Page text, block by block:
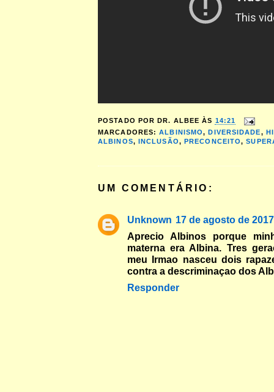
POSTADO POR DR. ALBEE ÀS 14:21
MARCADORES:ALBINISMO,DIVERSIDADE,
ALBINOS, INCLUSÃO,PRECONCEITO,
UM COMENTÁRIO:
Unknown 17 de agosto de
Aprecio Albinos porque
materna era Albina. Tres
meu Irmao nasceu dois
contra a descriminaçao dos
Responder